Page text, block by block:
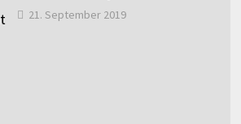
21. September 2019